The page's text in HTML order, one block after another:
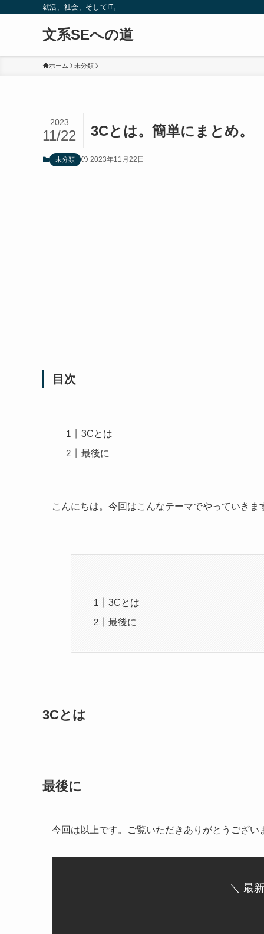
就活、社会、そしてIT。
文系SEへの道
ホーム 未分類
3Cとは。簡単にまとめ。
2023
11/22
未分類 2023年11月22日
目次
3Cとは
最後に
こんにちは。今回はこんなテーマでやっていきま
3Cとは
最後に
3Cとは
最後に
今回は以上です。ご覧いただきありがとうござい
＼ 最